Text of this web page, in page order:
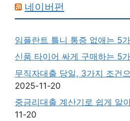
네이버펀
임플란트 틀니 통증 없애는 5
신품 타이어 싸게 구매하는 5
무직자대출 당일, 3가지 조건
2025-11-20
중금리대출 계산기로 쉽게 알
11-20